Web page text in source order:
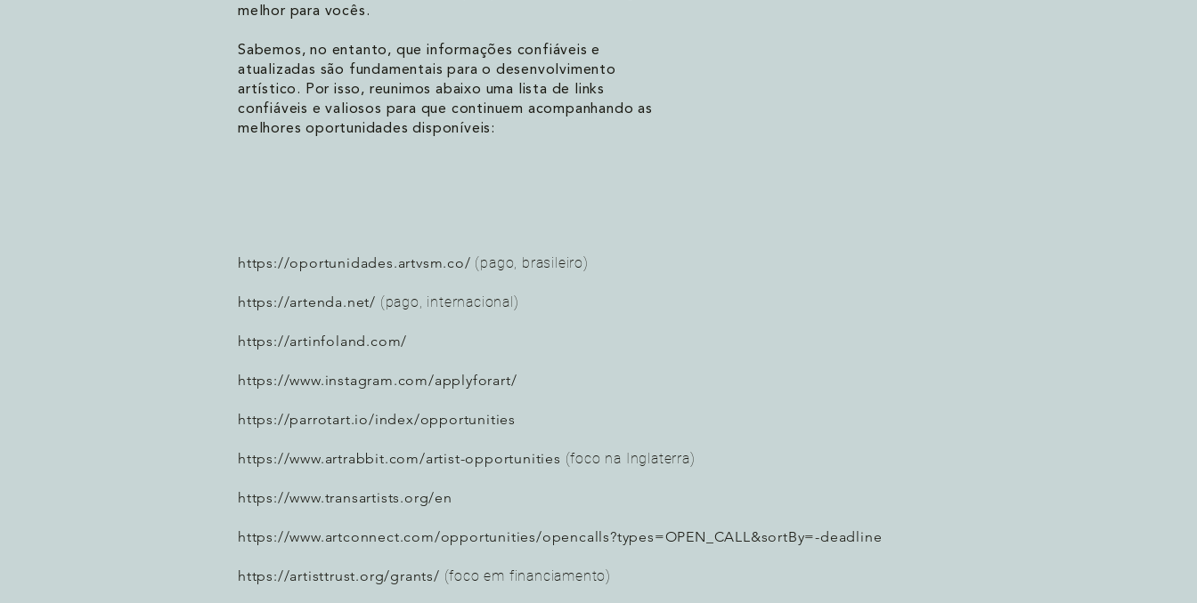
melhor para vocês.
Sabemos, no entanto, que informações confiáveis e
atualizadas são fundamentais para o desenvolvimento
artístico. Por isso, reunimos abaixo uma lista de links
confiáveis e valiosos para que continuem acompanhando as
melhores oportunidades disponíveis:
https://oportunidades.artvsm.co/ (pago, brasileiro)
https://artenda.net/ (pago, internacional)
https://artinfoland.com/
https://www.instagram.com/applyforart/
https://parrotart.io/index/opportunities
https://www.artrabbit.com/artist-opportunities (foco na Inglaterra)
https://www.transartists.org/en
https://www.artconnect.com/opportunities/opencalls?types=OPEN_CALL&sortBy=-deadline
https://artisttrust.org/grants/ (foco em financiamento)